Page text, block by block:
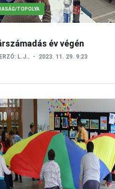
TOPOLYA
év végén
L.J.. 2023. 11. 29. 9:23